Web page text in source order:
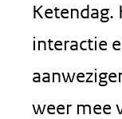
Ketendag.
interactie
weer mee